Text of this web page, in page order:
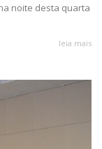
noite desta quarta
leia mais